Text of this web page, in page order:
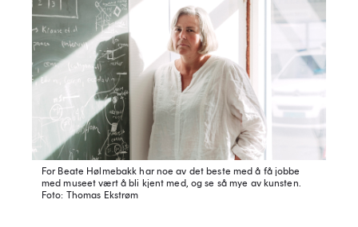
For Beate Hølmebakk har noe av det beste med å få jobbe
med museet vært å bli kjent med, og se så mye av kunsten.
Foto: Thomas Ekstrøm